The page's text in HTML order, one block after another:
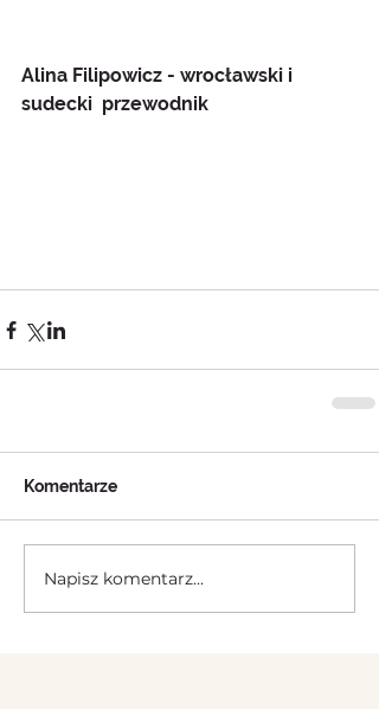
Alina Filipowicz - wrocławski i
sudecki  przewodnik
Komentarze
Napisz komentarz...